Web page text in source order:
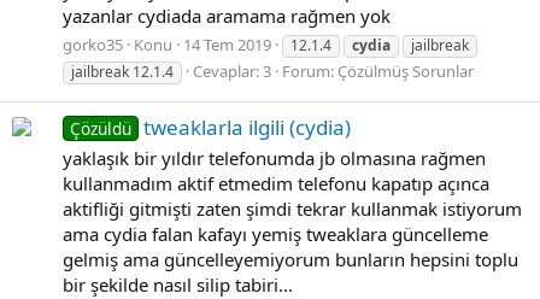
yazanlar cydiada aramama rağmen yok
gorko35 Konu 14 Tem 2019 12.1.4 cydia
jailbreak
jailbreak 12.1.4
Cevaplar: 3 Forum: Çözülmüş Sorunlar
Çözüldü tweaklarla ilgili (cydia)
yaklaşık bir yıldır telefonumda jb olmasına rağmen
kullanmadım aktif etmedim telefonu kapatıp açınca
aktifliği gitmişti zaten şimdi tekrar kullanmak istiyorum
ama cydia falan kafayı yemiş tweaklara güncelleme
gelmiş ama güncelleyemiyorum bunların hepsini toplu
bir şekilde nasıl silip tabiri...